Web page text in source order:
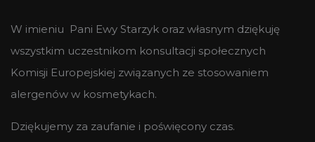
W imieniu Pani Ewy Starzyk oraz własnym dziękuję
wszystkim uczestnikom konsultacji społecznych
Komisji Europejskiej związanych ze stosowaniem
alergenów w kosmetykach.
Dziękujemy za zaufanie i poświęcony czas.